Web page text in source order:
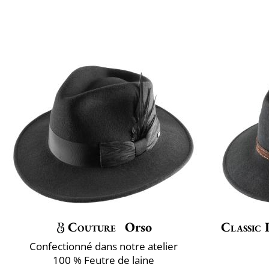
Couture Orso
Confectionné dans notre atelier
100 % Feutre de laine
Classic